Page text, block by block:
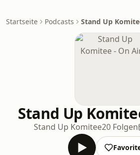
Startseite Podcasts Stand Up
Stand Up
Stand Up Komitee20 Folgen